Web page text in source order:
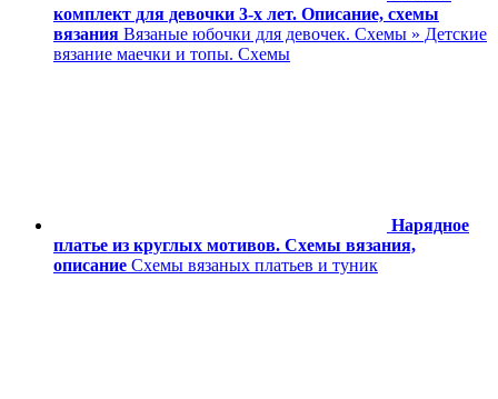
комплект для девочки 3-х лет. Описание, схемы
вязания Вязаные юбочки для девочек. Схемы » Детские
вязание маечки и топы. Схемы
Нарядное
платье из круглых мотивов. Схемы вязания,
описание Схемы вязаных платьев и туник